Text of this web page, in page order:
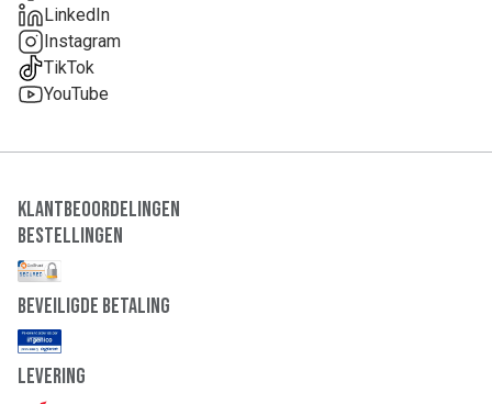
LinkedIn
Instagram
TikTok
YouTube
Klantbeoordelingen
Bestellingen
Beveiligde Betaling
Levering